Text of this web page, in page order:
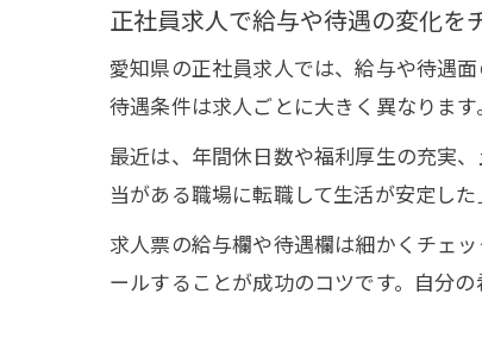
正社員求人で給与や待遇の変化を
愛知県の正社員求人では、給与や待遇
待遇条件は求人ごとに大きく異なりま
最近は、年間休日数や福利厚生の充実
当がある職場に転職して生活が安定し
求人票の給与欄や待遇欄は細かくチェ
ールすることが成功のコツです。自分